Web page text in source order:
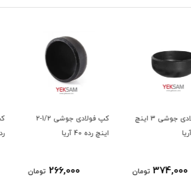
کپ فولادی جوشی 3 اینچ
تومان
کپ فولادی جوشی 1/2-2
اینچ رده 40 آریا
266,000 تومان